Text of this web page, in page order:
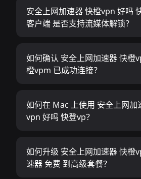
安全上网加速器 快橙vpn 好吗
客户端 是否支持流媒体解锁？
如何确认 安全上网加速器 快橙
橙vpm 已成功连接？
如何在 Mac 上使用 安全上网加
vpn 好吗 快登vp？
如何升级 安全上网加速器 快橙
速器 免费 到高级套餐？